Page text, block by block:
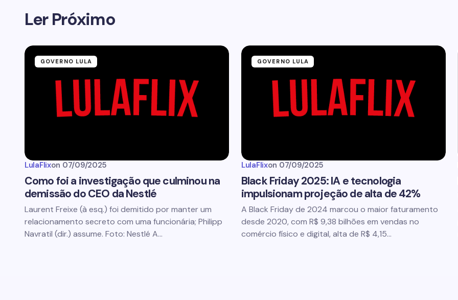
Ler Próximo
GOVERNO LULA
LulaFlixon 07/09/2025
Como foi a investigação que culminou na
demissão do CEO da Nestlé
Laurent Freixe (à esq.) foi demitido por manter um
relacionamento secreto com uma funcionária; Philipp
Navratil (dir.) assume. Foto: Nestlé A…
GOVERNO LULA
LulaFlixon 07/09/2025
Black Friday 2025: IA e tecnologia
impulsionam projeção de alta de 42%
A Black Friday de 2024 marcou o maior faturamento
desde 2020, com R$ 9,38 bilhões em vendas no
comércio físico e digital, alta de R$ 4,15…